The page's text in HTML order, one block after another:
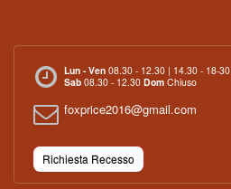
Lun - Ven 08.30 - 12.30 | 14.30 - 18-30
Sab 08.30 - 12.30 Dom Chiuso
foxprice2016@gmail.com
Richiesta Recesso